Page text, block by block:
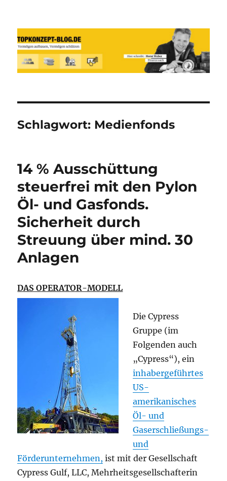
Reich werden und Vermögen
schützen mit Sachwerten-Silber-
Gold-Silbermünzen-Goldmünzen
Schlagwort: Medienfonds
14 % Ausschüttung
steuerfrei mit den Pylon
Öl- und Gasfonds.
Sicherheit durch
Streuung über mind. 30
Anlagen
DAS OPERATOR-MODELL
Die Cypress
Gruppe (im
Folgenden auch
„Cypress“), ein
inhabergeführtes
US-
amerikanisches
Öl- und
Gaserschließungs-
und
Förderunternehmen, ist mit der Gesellschaft
Cypress Gulf, LLC, Mehrheitsgesellschafterin